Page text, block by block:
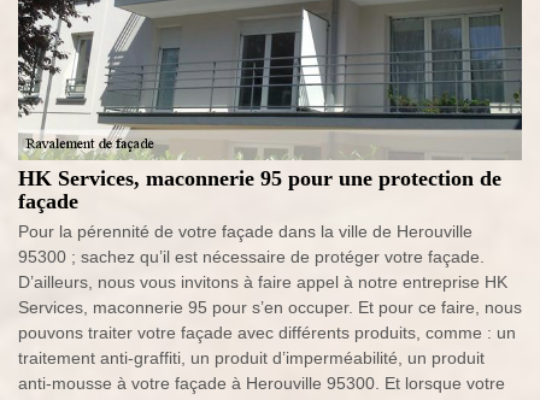
HK Services, maconnerie 95 pour une protection de
façade
Pour la pérennité de votre façade dans la ville de Herouville
95300 ; sachez qu’il est nécessaire de protéger votre façade.
D’ailleurs, nous vous invitons à faire appel à notre entreprise HK
Services, maconnerie 95 pour s’en occuper. Et pour ce faire, nous
pouvons traiter votre façade avec différents produits, comme : un
traitement anti-graffiti, un produit d’imperméabilité, un produit
anti-mousse à votre façade à Herouville 95300. Et lorsque votre